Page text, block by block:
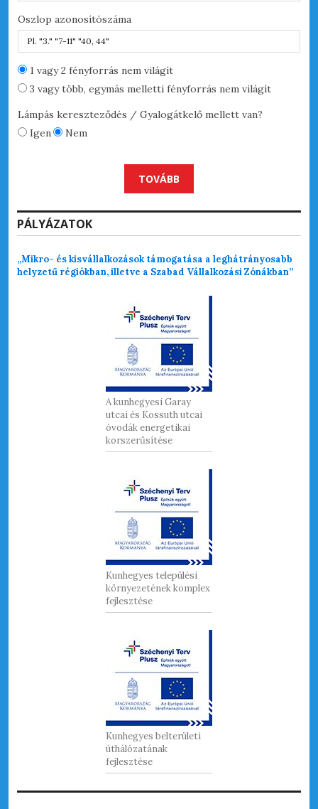
Oszlop azonosítószáma
1 vagy 2 fényforrás nem világít
3 vagy több, egymás melletti fényforrás nem világít
Lámpás kereszteződés / Gyalogátkelő mellett van?
Igen
Nem
TOVÁBB
PÁLYÁZATOK
„Mikro- és kisvállalkozások támogatása a leghátrányosabb
helyzetű régiókban, illetve a Szabad Vállalkozási Zónákban”
A kunhegyesi Garay
utcai és Kossuth utcai
óvodák energetikai
korszerűsítése
Kunhegyes települési
környezetének komplex
fejlesztése
Kunhegyes belterületi
úthálózatának
fejlesztése